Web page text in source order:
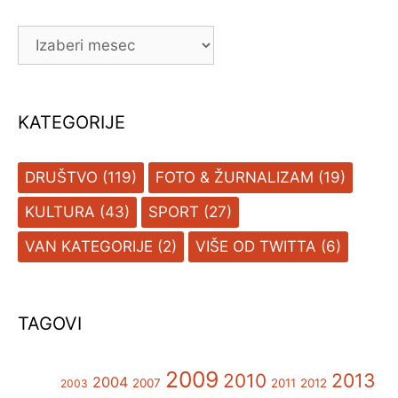
ARHIVA
KATEGORIJE
DRUŠTVO (119) FOTO & ŽURNALIZAM (19)
KULTURA (43) SPORT (27)
VAN KATEGORIJE (2) VIŠE OD TWITTA (6)
TAGOVI
2003 2004 2007 2009 2010 2011 2012 2013